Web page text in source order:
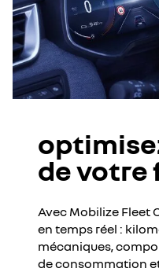
de
Avec Mobilize Fleet
en temps réel :
mécaniques,
de consommation